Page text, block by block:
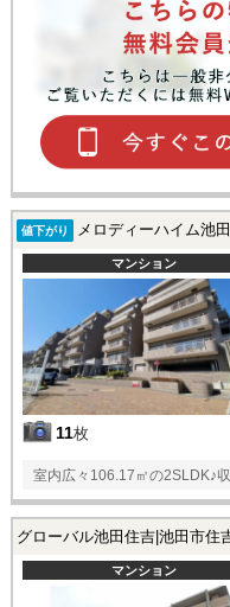
値下がり メロディーハイム池田五
マンション
11枚
室内広々106.17㎡の2SLDK♪
グローバル池田住吉|池田市住
マンション